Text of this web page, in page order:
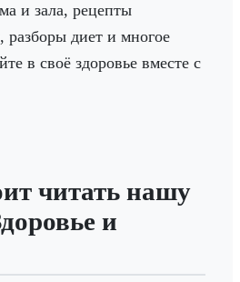
и зала, рецепты
разборы диет и многое
в своё здоровье вместе с
читать нашу
и